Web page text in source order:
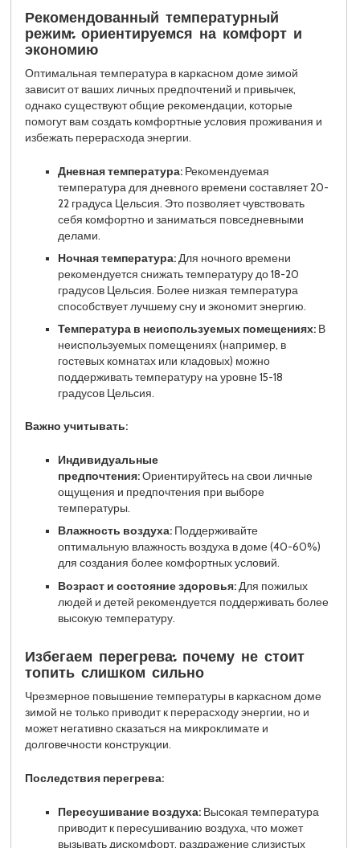
Рекомендованный температурный
режим: ориентируемся на комфорт и
экономию
Оптимальная температура в каркасном доме зимой
зависит от ваших личных предпочтений и привычек,
однако существуют общие рекомендации, которые
помогут вам создать комфортные условия проживания и
избежать перерасхода энергии.
Дневная температура:Рекомендуемая
температура для дневного времени составляет 20-
22 градуса Цельсия. Это позволяет чувствовать
себя комфортно и заниматься повседневными
делами.
Ночная температура:Для ночного времени
рекомендуется снижать температуру до 18-20
градусов Цельсия. Более низкая температура
способствует лучшему сну и экономит энергию.
Температура в неиспользуемых помещениях:В
неиспользуемых помещениях (например, в
гостевых комнатах или кладовых) можно
поддерживать температуру на уровне 15-18
градусов Цельсия.
Важно учитывать:
Индивидуальные
предпочтения:Ориентируйтесь на свои личные
ощущения и предпочтения при выборе
температуры.
Влажность воздуха:Поддерживайте
оптимальную влажность воздуха в доме (40-60%)
для создания более комфортных условий.
Возраст и состояние здоровья:Для пожилых
людей и детей рекомендуется поддерживать более
высокую температуру.
Избегаем перегрева: почему не стоит
топить слишком сильно
Чрезмерное повышение температуры в каркасном доме
зимой не только приводит к перерасходу энергии, но и
может негативно сказаться на микроклимате и
долговечности конструкции.
Последствия перегрева:
Пересушивание воздуха:Высокая температура
приводит к пересушиванию воздуха, что может
вызывать дискомфорт, раздражение слизистых